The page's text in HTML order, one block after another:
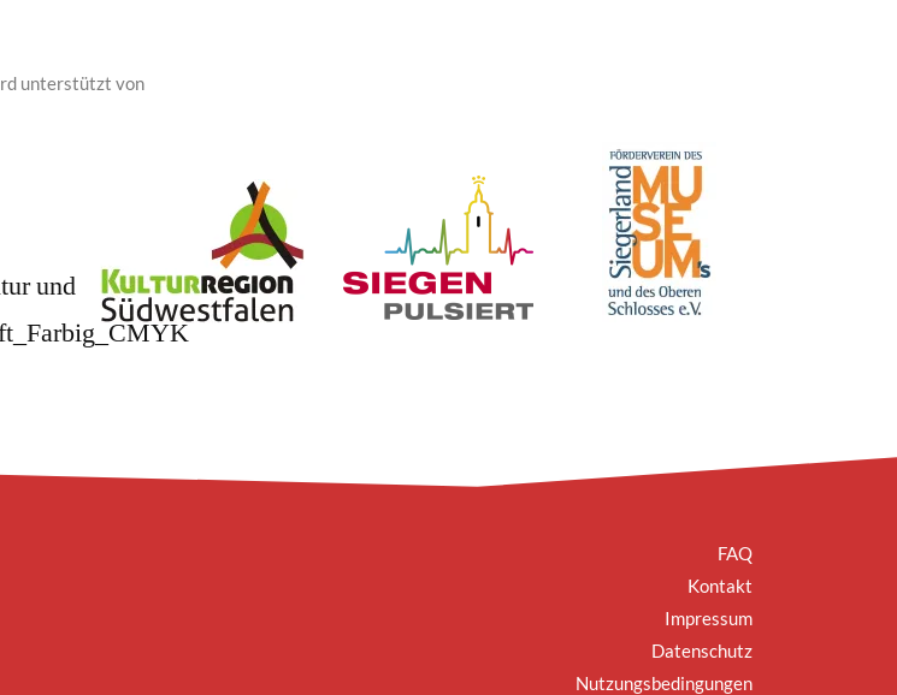
unterstützt von
FAQ
Kontakt
Impressum
Datenschutz
Nutzungsbedingungen